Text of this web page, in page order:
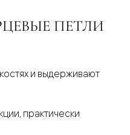
ПЕТЛИ
и выдерживают
практически